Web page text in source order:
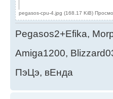
pegasos-cpu-4.jpg (168.17 KiB)
Pegasos2+Efika,
Amiga1200,
ПэЦэ, вЕнда